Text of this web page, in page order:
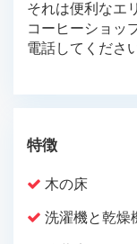
それは便利なエ
コーヒーショッ
電話してくださ
特徴
木の床
洗濯機と乾燥